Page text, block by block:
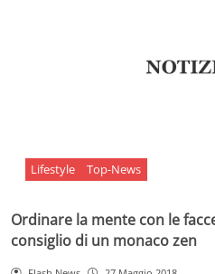
Lifestyle Top-News
Ordinare la mente con le
consiglio di un monaco zen